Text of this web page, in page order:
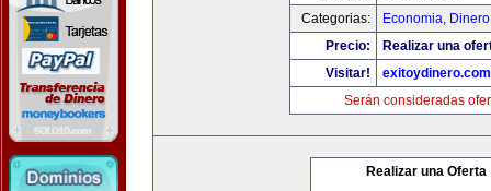
Categorias:
Economia,
Precio:
Realizar una
Visitar!
exitoydinero.com
Serán consideradas
Realizar una Oferta